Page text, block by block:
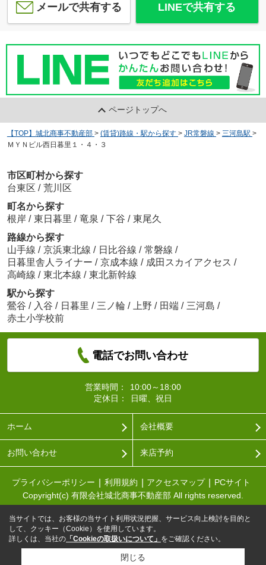
メールで共有する LINEで共有する
ページトップへ
【TOP】城北商事不動産部 > (賃貸)路線・駅から探す > JR常磐線 > 三河島駅 >
ＭＹＮビル西日暮里１・４・３
市区町村から探す
台東区 / 荒川区
町名から探す
根岸 / 東日暮里 / 竜泉 / 下谷 / 東尾久
路線から探す
山手線 / 京浜東北線 / 日比谷線 / 常磐線 /
日暮里舎人ライナー / 京成本線 / 成田スカイアクセス /
高崎線 / 東北本線 / 東北新幹線
駅から探す
鶯谷 / 入谷 / 日暮里 / 三ノ輪 / 上野 / 田端 / 三河島 /
赤土小学校前
電話でお問い合わせ
営業時間：
10:00～18:00
定休日：
日曜、祝日
ホーム 会社概要
お問い合わせ 来店予約
プライバシーポリシー 利用規約 アクセスマップ
PCサイト
Copyright(c) 有限会社城北商事不動産部 All rights reserved.
当サイトでは、お客様の当サイト利用状況把握、サービス向上検討を目的と
して、クッキー（Cookie）を使用しています。
詳しくは、当社の 「Cookieの取扱いについて」 をご確認ください。
閉じる